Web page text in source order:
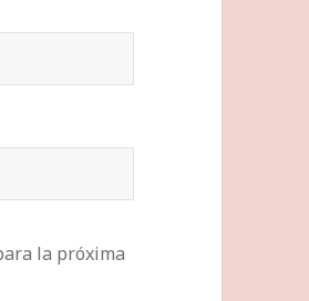
la próxima